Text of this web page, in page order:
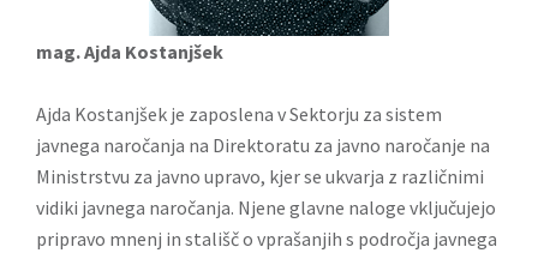
mag. Ajda Kostanjšek
Ajda Kostanjšek je zaposlena v Sektorju za sistem
javnega naročanja na Direktoratu za javno naročanje na
Ministrstvu za javno upravo, kjer se ukvarja z različnimi
vidiki javnega naročanja. Njene glavne naloge vključujejo
pripravo mnenj in stališč o vprašanjih s področja javnega